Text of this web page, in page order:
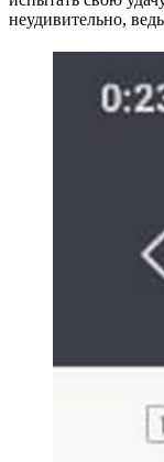
неудивительно,